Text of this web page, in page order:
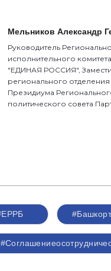
Мельников Александр
Руководитель
исполнительного
"ЕДИНАЯ РОССИЯ",
регионального
Президиума
политического совета